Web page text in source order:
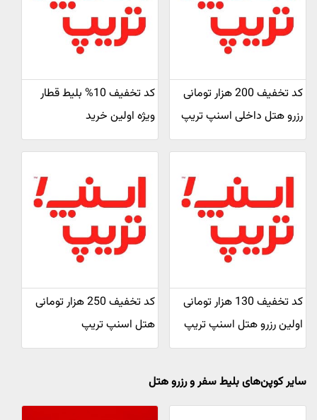
کد تخفیف 200 هزار تومانی
رزرو هتل داخلی اسنپ تریپ
کد تخفیف 10% بلیط قطار
ویژه اولین خرید
کد تخفیف 130 هزار تومانی
اولین رزرو هتل اسنپ تریپ
کد تخفیف 250 هزار تومانی
هتل اسنپ تریپ
سایر کوپن‌های بلیط سفر و رزرو هتل